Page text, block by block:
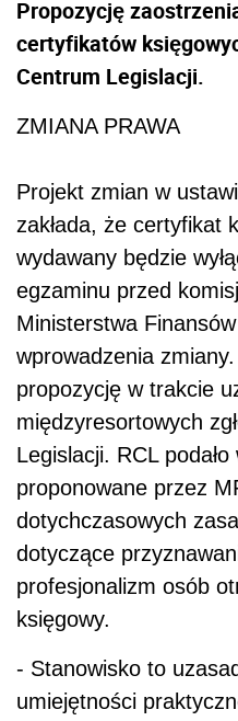
Propozycję
certyfikatów
Centrum Legislacji.
ZMIANA PRAWA
Projekt zmian w
zakłada, że certyfikat
wydawany będzie
egzaminu przed
Ministerstwa
wprowadzenia
propozycję w trakcie
międzyresortowych
Legislacji. RCL
proponowane przez
dotychczasowych
dotyczące
profesjonalizm osób
księgowy.
- Stanowisko to
umiejętności